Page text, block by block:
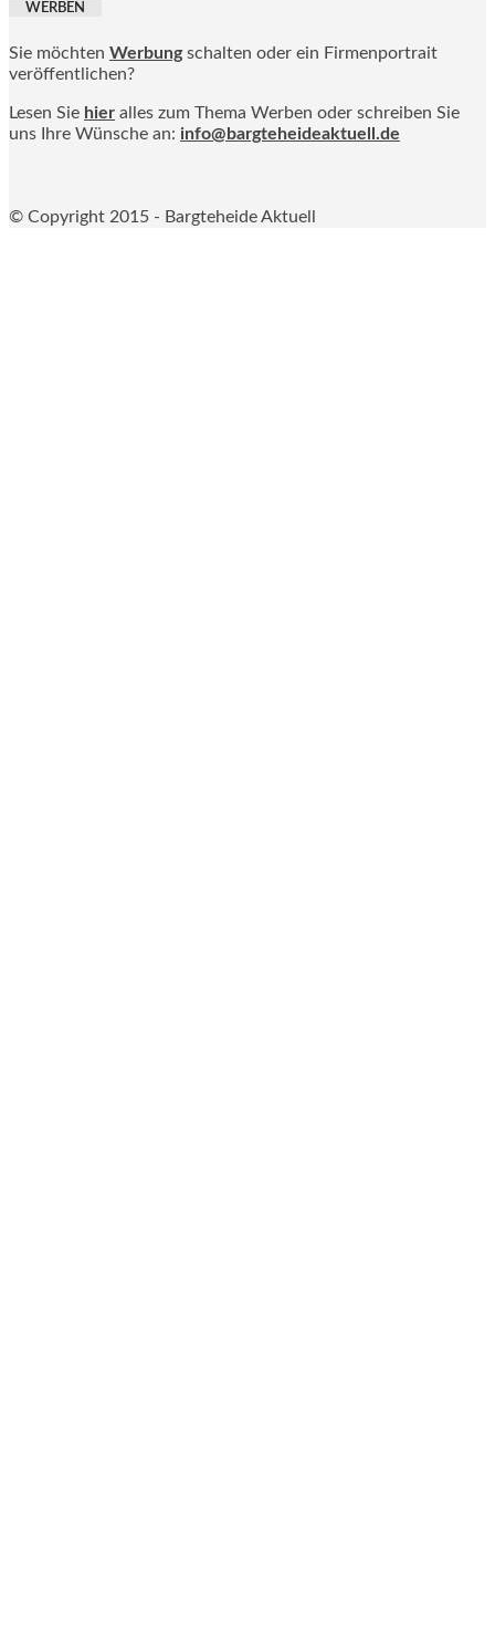
WERBEN
Sie möchten Werbung schalten oder ein Firmenportrait
veröffentlichen?
Lesen Sie hier alles zum Thema Werben oder schreiben Sie
uns Ihre Wünsche an: info@bargteheideaktuell.de
© Copyright 2015 - Bargteheide Aktuell